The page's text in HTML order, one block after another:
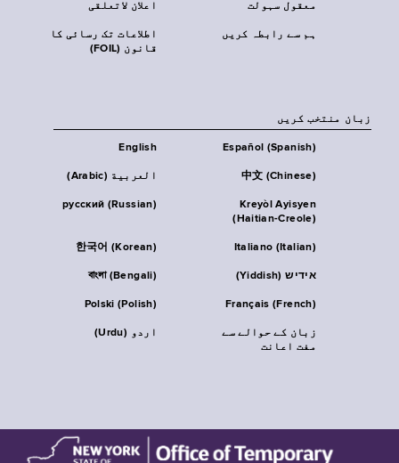
اعلان لاتعلقی معقول سہولت
اطلاعات تک رسائی کا
قانون (FOIL)
ہم سے رابطہ کریں
زبان منتخب کریں
English Español (Spanish)
العربية (Arabic) 中文 (Chinese)
русский (Russian)
Kreyòl Ayisyen
(Haitian-Creole)
한국어 (Korean) Italiano (Italian)
বাংলা (Bengali) אידיש (Yiddish)
Polski (Polish) Français (French)
اردو (Urdu)
زبان کے حوالے سے
مفت اعانت